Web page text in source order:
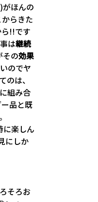
ほんの
らきた
!!です
は継続
その効果
のでヤ
は、
組み合
品と既
楽しん
にしか
そろお